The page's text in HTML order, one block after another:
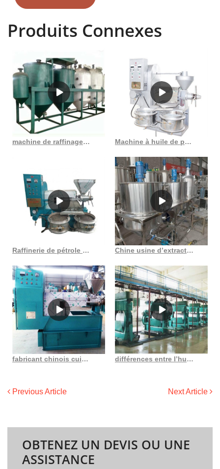
produits et nous avons notre propre base expérimentale. Nous nous
produits et à rester leader dans ce domaine, tels que la machine
ainsi de suite.
Produits Connexes
machine de raffinage d’huile de soja de vente chaude au Burundi Machine à huile de presse à froid d’argousier de graines de sésame de qualité supérieure pour
Raffinerie de pétrole brut de machine de raffinage d’huile d’arachide à petite échelle Chine usine d’extraction par solvant d’huile de son de riz plus efficace
fabricant chinois cuisinant des machines de raffinage de pétrole brut au Congo Démocratie différences entre l’huile de lin pressée à chaud et pressée à froid au Gabon
Previous Article Next Article
OBTENEZ UN DEVIS OU UNE
ASSISTANCE